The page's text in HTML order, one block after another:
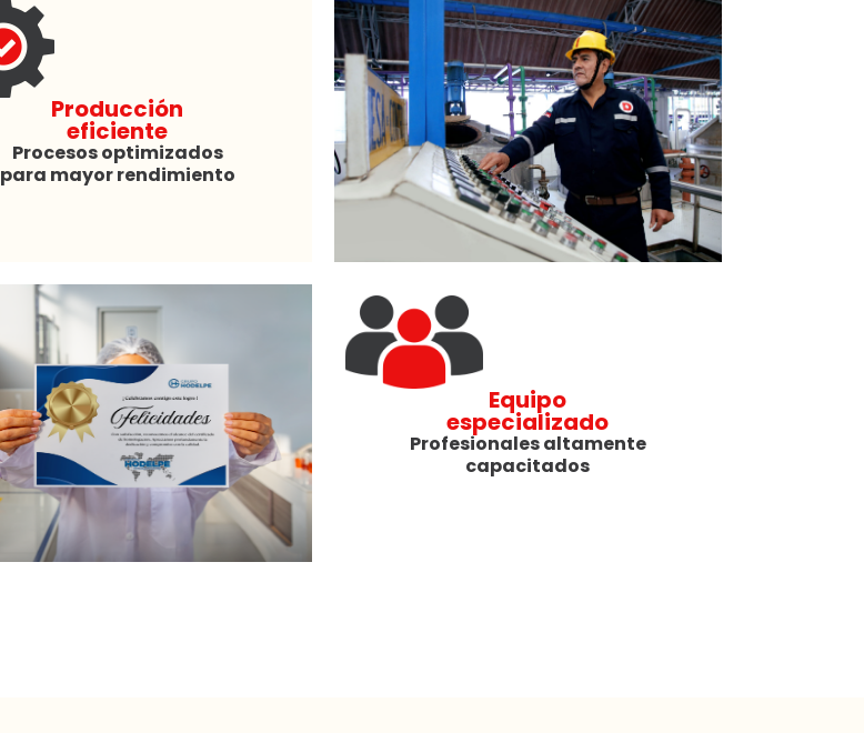
Producción
eficiente
Procesos optimizados
para mayor rendimiento
Equipo
especializado
Profesionales altamente
capacitados